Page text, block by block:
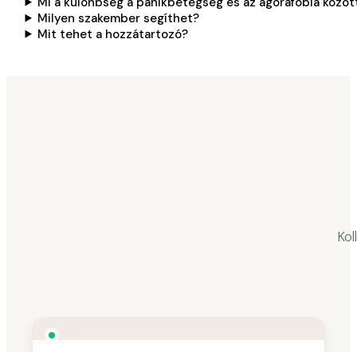
Milyen szakember segíthet?
Mit tehet a hozzátartozó?